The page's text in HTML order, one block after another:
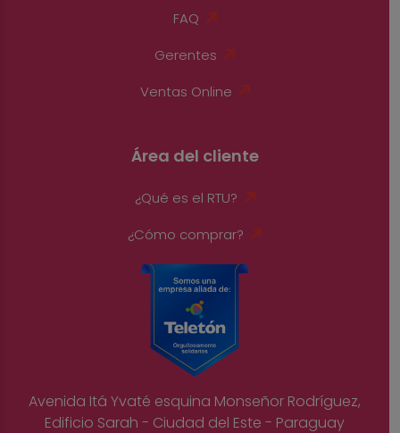
FAQ
Gerentes
Ventas Online
Área del cliente
¿Qué es el RTU?
¿Cómo comprar?
Avenida Itá Yvaté esquina Monseñor Rodríguez,
Edificio Sarah - Ciudad del Este - Paraguay